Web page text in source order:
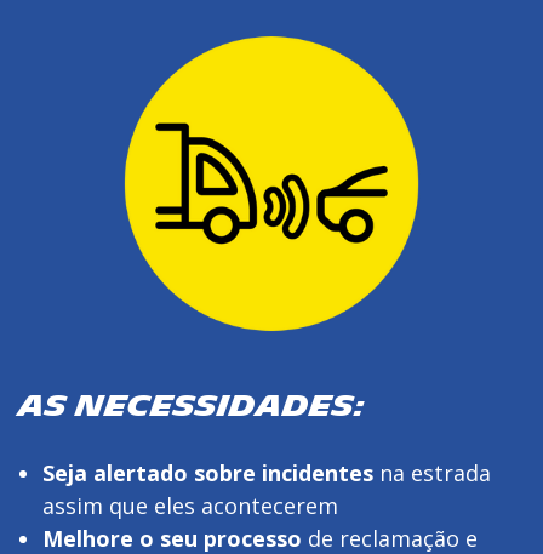
AS NECESSIDADES:
Seja alertado sobre incidentes na estrada
assim que eles acontecerem
Melhore o seu processo de reclamação e